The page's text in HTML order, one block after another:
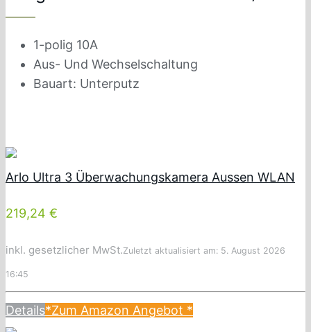
1-polig 10A
Aus- Und Wechselschaltung
Bauart: Unterputz
Arlo Ultra 3 Überwachungskamera Aussen WLAN
219,24 €
inkl. gesetzlicher MwSt.Zuletzt aktualisiert am: 5. August 2026
16:45
Details*Zum Amazon Angebot *